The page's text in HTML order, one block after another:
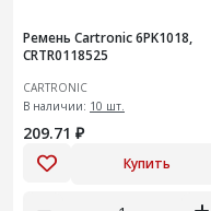
Ремень Cartronic 6PK1018,
CRTR0118525
CARTRONIC
В наличии: 10 шт.
209.71 ₽
Купить